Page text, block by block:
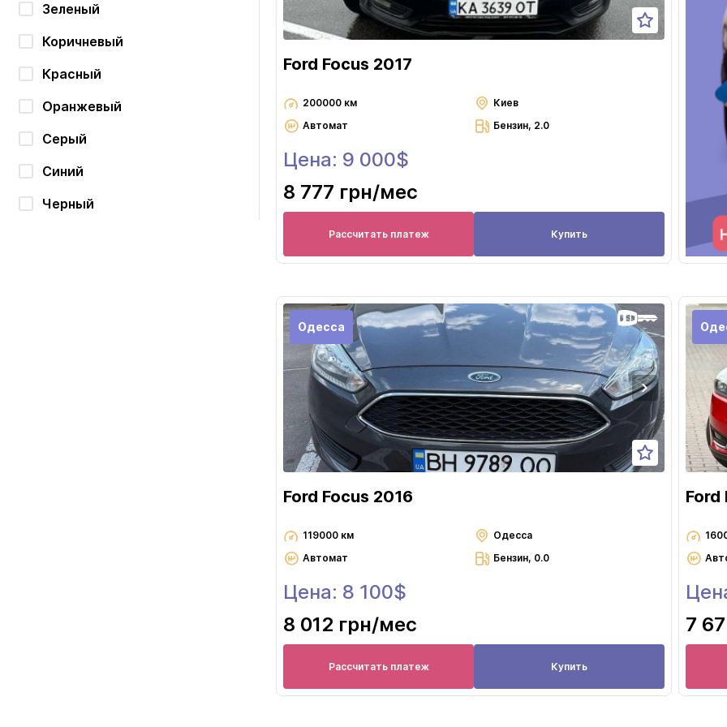
Зеленый
Коричневый
Красный
Оранжевый
Серый
Синий
Черный
Ford Focus 2017
200000 км
Киев
Автомат
Бензин, 2.0
Цена: 9 000$
8 777 грн/мес
Рассчитать платеж Купить
Одесса
Ford Focus 2016
119000 км
Одесса
Автомат
Бензин, 0.0
Цена: 8 100$
8 012 грн/мес
Рассчитать платеж Купить
Ford
7